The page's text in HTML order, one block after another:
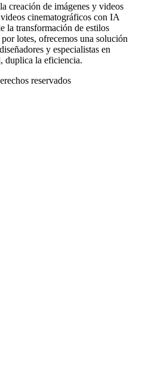
creación de imágenes y videos
cinematográficos con IA
la transformación de estilos
lotes, ofrecemos una solución
y especialistas en
duplica la eficiencia.
reservados